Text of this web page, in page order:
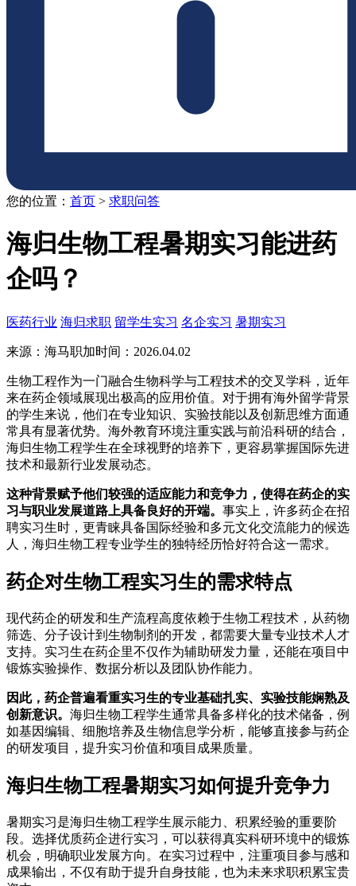
您的位置： 首页 > 求职问答
海归生物工程暑期实习能进药
企吗？
医药行业 海归求职 留学生实习 名企实习 暑期实习
来源：海马职加时间：2026.04.02
生物工程作为一门融合生物科学与工程技术的交叉学科，近年
来在药企领域展现出极高的应用价值。对于拥有海外留学背景
的学生来说，他们在专业知识、实验技能以及创新思维方面通
常具有显著优势。海外教育环境注重实践与前沿科研的结合，
海归生物工程学生在全球视野的培养下，更容易掌握国际先进
技术和最新行业发展动态。
这种背景赋予他们较强的适应能力和竞争力，使得在药企的实
习与职业发展道路上具备良好的开端。 事实上，许多药企在招
聘实习生时，更青睐具备国际经验和多元文化交流能力的候选
人，海归生物工程专业学生的独特经历恰好符合这一需求。
药企对生物工程实习生的需求特点
现代药企的研发和生产流程高度依赖于生物工程技术，从药物
筛选、分子设计到生物制剂的开发，都需要大量专业技术人才
支持。实习生在药企里不仅作为辅助研发力量，还能在项目中
锻炼实验操作、数据分析以及团队协作能力。
因此，药企普遍看重实习生的专业基础扎实、实验技能娴熟及
创新意识。 海归生物工程学生通常具备多样化的技术储备，例
如基因编辑、细胞培养及生物信息学分析，能够直接参与药企
的研发项目，提升实习价值和项目成果质量。
海归生物工程暑期实习如何提升竞争力
暑期实习是海归生物工程学生展示能力、积累经验的重要阶
段。选择优质药企进行实习，可以获得真实科研环境中的锻炼
机会，明确职业发展方向。在实习过程中，注重项目参与感和
成果输出，不仅有助于提升自身技能，也为未来求职积累宝贵